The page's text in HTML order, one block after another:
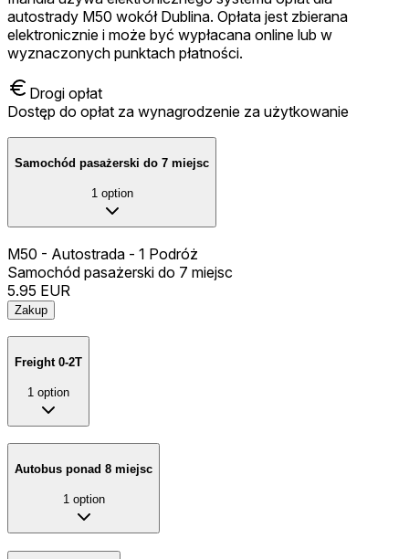
autostrady M50 wokół Dublina. Opłata jest zbierana
elektronicznie i może być wypłacana online lub w
wyznaczonych punktach płatności.
Drogi opłat
Dostęp do opłat za wynagrodzenie za użytkowanie
Samochód pasażerski do 7 miejsc
1 option
M50 - Autostrada - 1 Podróż
Samochód pasażerski do 7 miejsc
5.95 EUR
Zakup
Freight 0-2T
1 option
Autobus ponad 8 miejsc
1 option